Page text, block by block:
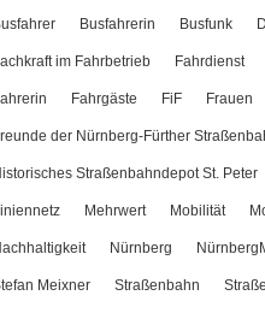
Busfahrerin Busfunk
im Fahrbetrieb Fahrdienst
Fahrgäste FiF Frauen
der Nürnberg-Fürther
Straßenbahndepot St. Peter
Mehrwert Mobilität
Nürnberg
Meixner Straßenbahn